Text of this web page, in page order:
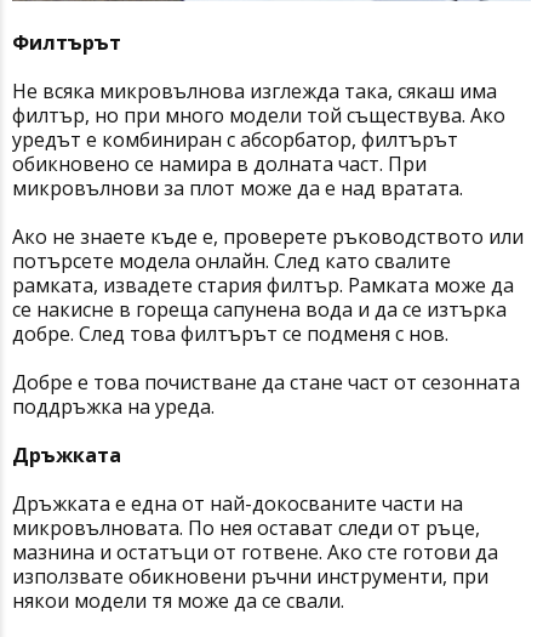
Филтърът
Не всяка микровълнова изглежда така, сякаш има
филтър, но при много модели той съществува. Ако
уредът е комбиниран с абсорбатор, филтърът
обикновено се намира в долната част. При
микровълнови за плот може да е над вратата.
Ако не знаете къде е, проверете ръководството или
потърсете модела онлайн. След като свалите
рамката, извадете стария филтър. Рамката може да
се накисне в гореща сапунена вода и да се изтърка
добре. След това филтърът се подменя с нов.
Добре е това почистване да стане част от сезонната
поддръжка на уреда.
Дръжката
Дръжката е една от най-докосваните части на
микровълновата. По нея остават следи от ръце,
мазнина и остатъци от готвене. Ако сте готови да
използвате обикновени ръчни инструменти, при
някои модели тя може да се свали.